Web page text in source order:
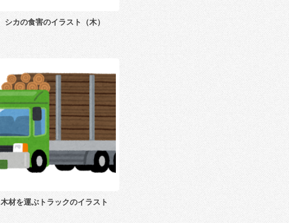
シカの食害のイラスト（木）
木材を運ぶトラックのイラスト